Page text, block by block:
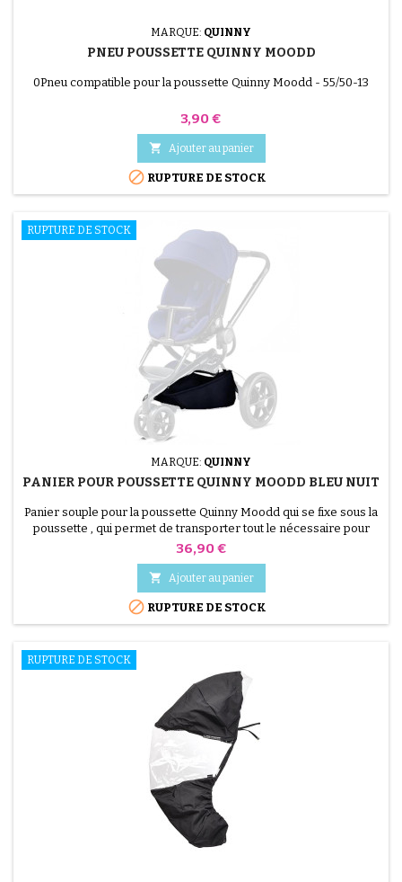
(1 avis)
MARQUE: QUINNY
PNEU POUSSETTE QUINNY MOODD
0Pneu compatible pour la poussette Quinny Moodd - 55/50-13
Prix
3,90 €
 Ajouter au panier
 RUPTURE DE STOCK
RUPTURE DE STOCK
MARQUE: QUINNY
PANIER POUR POUSSETTE QUINNY MOODD BLEU NUIT
Panier souple pour la poussette Quinny Moodd qui se fixe sous la
poussette , qui permet de transporter tout le nécessaire pour
votre bébé
Prix
36,90 €
 Ajouter au panier
 RUPTURE DE STOCK
RUPTURE DE STOCK